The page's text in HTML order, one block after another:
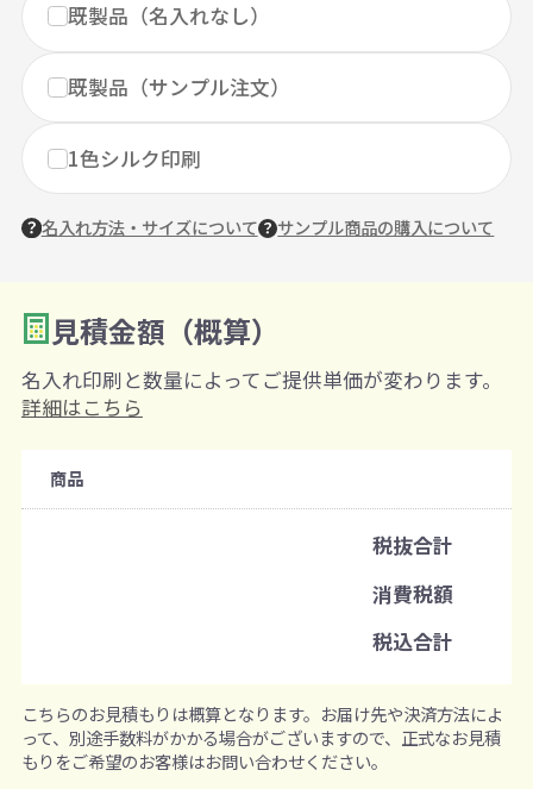
既製品（名入れなし）
既製品（サンプル注文）
1色シルク印刷
名入れ方法・サイズについて サンプル商品の購入について
2 数量を入力
購入条件
既製品：60セットから
名入れあり：240セットから
※既製品サンプルは各色3個まで
見積金額（概算）
名入れ印刷と数量によってご提供単価が変わります。
詳細はこちら
商品
税抜合計
消費税額
税込合計
こちらのお見積もりは概算となります。お届け先や決済方法によ
って、別途手数料がかかる場合がございますので、正式なお見積
もりをご希望のお客様はお問い合わせください。